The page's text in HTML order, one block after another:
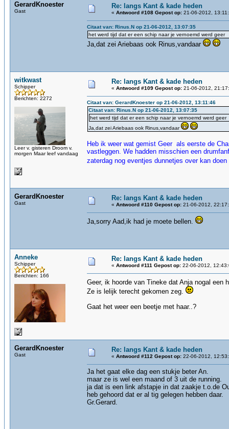
GerardKnoester
Gast
Re: langs Kant & kade heden
« Antwoord #108 Gepost op: 21-06-2012,
Citaat van: Rinus.N op 21-06-2012, 13:07:35
het werd tijd dat er een schip naar je vernoemd werd geer
Ja,dat zei Ariebaas ook Rinus,vandaar
witkwast
Schipper
Berichten: 2272
Leer v. gisteren Droom v.
morgen Maar leef vandaag
Re: langs Kant & kade heden
« Antwoord #109 Gepost op: 21-06-2012,
Citaat van: GerardKnoester op 21-06-2012, 13:11:46
Citaat van: Rinus.N op 21-06-2012, 13:07:35
het werd tijd dat er een schip naar je vernoemd werd geer
Ja,dat zei Ariebaas ook Rinus,vandaar
Heb ik weer wat gemist Geer als eerste de
vastleggen. We hadden misschien een
zaterdag nog eventjes dunnetjes over kan
GerardKnoester
Gast
Re: langs Kant & kade heden
« Antwoord #110 Gepost op: 21-06-2012,
Ja,sorry Aad,ik had je moete bellen.
Anneke
Schipper
Berichten: 166
Re: langs Kant & kade heden
« Antwoord #111 Gepost op: 22-06-2012,
Geer, ik hoorde van Tineke dat Anja nogal
Ze is lelijk terecht gekomen zeg.
Gaat het weer een beetje met haar..?
GerardKnoester
Gast
Re: langs Kant & kade heden
« Antwoord #112 Gepost op: 22-06-2012,
Ja het gaat elke dag een stukje beter An.
maar ze is wel een maand of 3 uit de running.
ja dat is een link afstapje in dat zaakje t.o.de
heb gehoord dat er al tig gelegen hebben daar.
Gr.Gerard.